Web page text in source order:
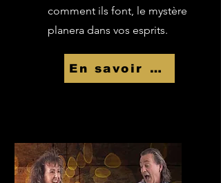
comment ils font, le mystère
planera dans vos esprits.
En savoir Plus